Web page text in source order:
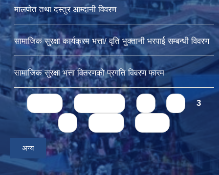
मालपोत तथा दस्तुर आम्दानी विवरण
सामाजिक सुरक्षा कार्यक्रम भत्ता/ वृति भुक्तानी भरपाई सम्बन्धी विवरण
सामाजिक सुरक्षा भत्ता वितरणको प्रगति विवरण फारम
Pages 3
अन्य